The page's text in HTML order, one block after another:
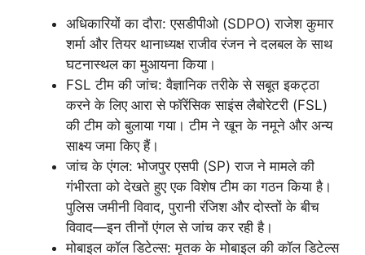
अधिकारियों का दौरा: एसडीपीओ (SDPO) राजेश कुमार
शर्मा और तियर थानाध्यक्ष राजीव रंजन ने दलबल के साथ
घटनास्थल का मुआयना किया।
FSL टीम की जांच: वैज्ञानिक तरीके से सबूत इकट्ठा
करने के लिए आरा से फॉरेंसिक साइंस लैबोरेटरी (FSL)
की टीम को बुलाया गया। टीम ने खून के नमूने और अन्य
साक्ष्य जमा किए हैं।
जांच के एंगल: भोजपुर एसपी (SP) राज ने मामले की
गंभीरता को देखते हुए एक विशेष टीम का गठन किया है।
पुलिस जमीनी विवाद, पुरानी रंजिश और दोस्तों के बीच
विवाद—इन तीनों एंगल से जांच कर रही है।
मोबाइल कॉल डिटेल्स: मृतक के मोबाइल की कॉल डिटेल्स